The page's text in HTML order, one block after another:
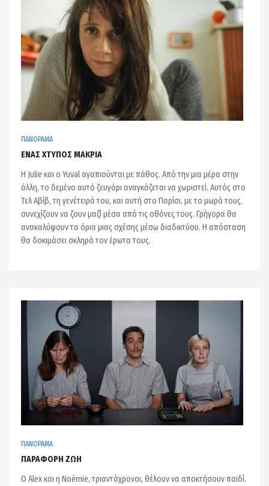
ΠΑΝΟΡΑΜΑ
ΕΝΑΣ ΧΤΥΠΟΣ ΜΑΚΡΙΑ
Η Julie και ο Yuval αγαπιούνται με πάθος. Από την μια μέρα στην
άλλη, το δεμένο αυτό ζευγάρι αναγκάζεται να χωριστεί. Αυτός στο
Τελ Αβίβ, τη γενέτειρά του, και αυτή στο Παρίσι, με το μωρό τους,
συνεχίζουν να ζουν μαζί μέσα από τις οθόνες τους. Γρήγορα θα
ανακαλύψουν τα όρια μιας σχέσης μέσω διαδικτύου. Η απόσταση
θα δοκιμάσει σκληρά τον έρωτα τους.
ΠΑΝΟΡΑΜΑ
ΠΑΡΑΦΟΡΗ ΖΩΗ
Ο Alex και η Noémie, τριαντάχρονοι, θέλουν να αποκτήσουν παιδί.